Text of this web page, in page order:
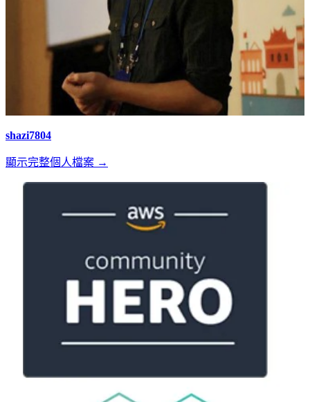
shazi7804
顯示完整個人檔案 →